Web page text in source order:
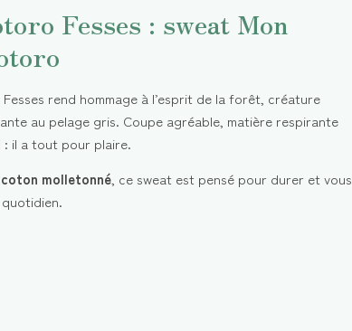
Fesses : sweat Mon
rend hommage à l’esprit de la forêt, créature
au pelage gris. Coupe agréable, matière respirante
: il a tout pour plaire.
coton molletonné, ce sweat est pensé pour durer et vous